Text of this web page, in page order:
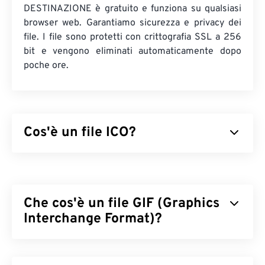
DESTINAZIONE è gratuito e funziona su qualsiasi
browser web. Garantiamo sicurezza e privacy dei
file. I file sono protetti con crittografia SSL a 256
bit e vengono eliminati automaticamente dopo
poche ore.
Cos'è un file ICO?
ICO offrono un comodo spazio in cui archiviare e
ridimensionare le immagini necessarie per
Che cos'è un file GIF (Graphics
Interchange Format)?